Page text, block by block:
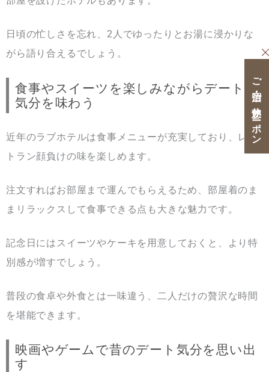
日頃の忙しさを忘れ、2人でゆったりとお湯に浸かりな
がら語り合えるでしょう。
食事やスイーツを楽しみながらデート
気分を味わう
近年のラブホテルは食事メニューが充実しており、レス
トラン顔負けの味を楽しめます。
注文すればお部屋まで運んでもらえるため、部屋着のま
まリラックスして食事できる点も大きな魅力です。
記念日にはスイーツやケーキを用意しておくと、より特
別感が増すでしょう。
普段の食卓や外食とは一味違う、二人だけの贅沢な時間
を堪能できます。
映画やゲームで昔のデート気分を思い出
す
ご宿泊・ご休憩クーポン